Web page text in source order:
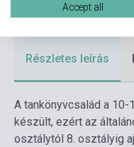
Korosztály
Részletes leírás
A tankönyvcsalád a
készült, ezért az
osztálytól 8. osztályig
Accept all